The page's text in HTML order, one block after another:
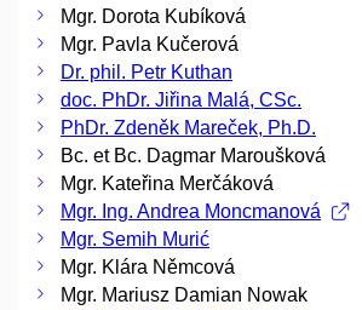
Mgr. Dorota Kubíková
Mgr. Pavla Kučerová
Dr. phil. Petr Kuthan
doc. PhDr. Jiřina Malá, CSc.
PhDr. Zdeněk Mareček, Ph.D.
Bc. et Bc. Dagmar Maroušková
Mgr. Kateřina Merčáková
Mgr. Ing. Andrea Moncmanová
Mgr. Semih Murić
Mgr. Klára Němcová
Mgr. Mariusz Damian Nowak